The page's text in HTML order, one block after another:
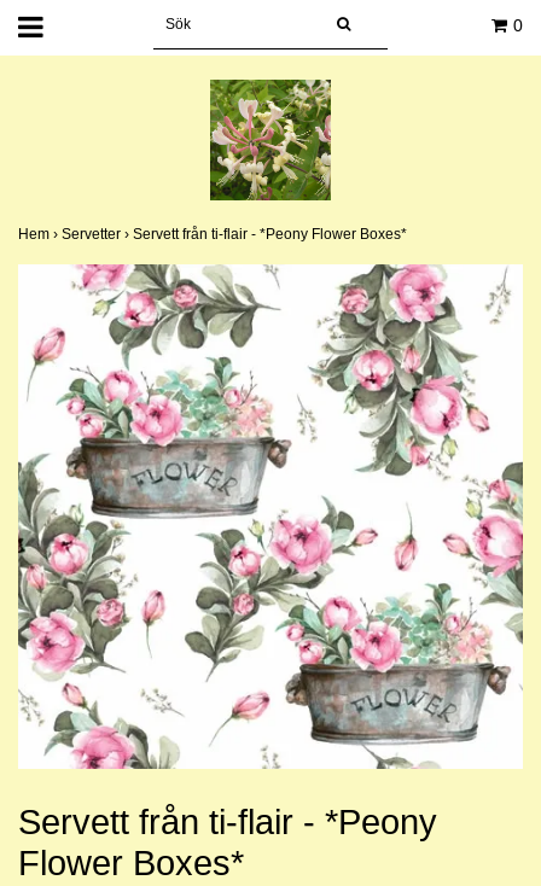
0
Hem › Servetter › Servett från ti-flair - *Peony Flower Boxes*
Servett från ti-flair - *Peony
Flower Boxes*